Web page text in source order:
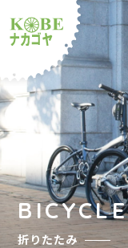
ルショッ
BICYCLE
折りたたみ